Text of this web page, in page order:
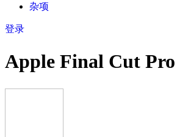
杂项
登录
Apple Final Cut